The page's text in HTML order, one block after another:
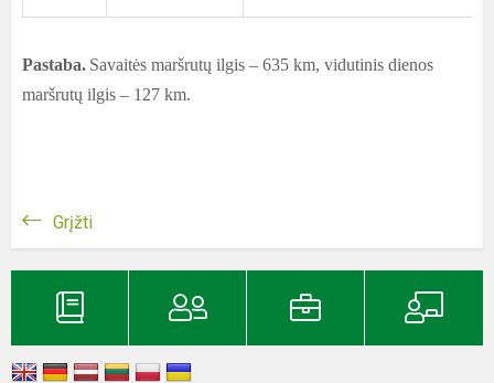
Pastaba. Savaitės maršrutų ilgis – 635 km, vidutinis dienos
maršrutų ilgis – 127 km.
Grįžti